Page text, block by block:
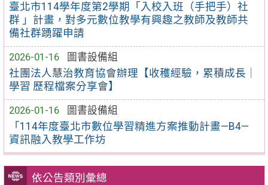
臺北市114學年度第2學期「入校入班（手把手）社
群 」計畫，對多元數位教學有興趣之教師及教師共
備社群踴躍申請
2026-01-16
圖書設備組
社團法人慧治教育協會辦理【收穫經驗，累積成長｜
學習 歷程檔案分享會】
2026-01-16
圖書設備組
「114年度臺北市數位學習精進方案推動計畫—B4—
資訊融入教學工作坊
依公告類別彙總